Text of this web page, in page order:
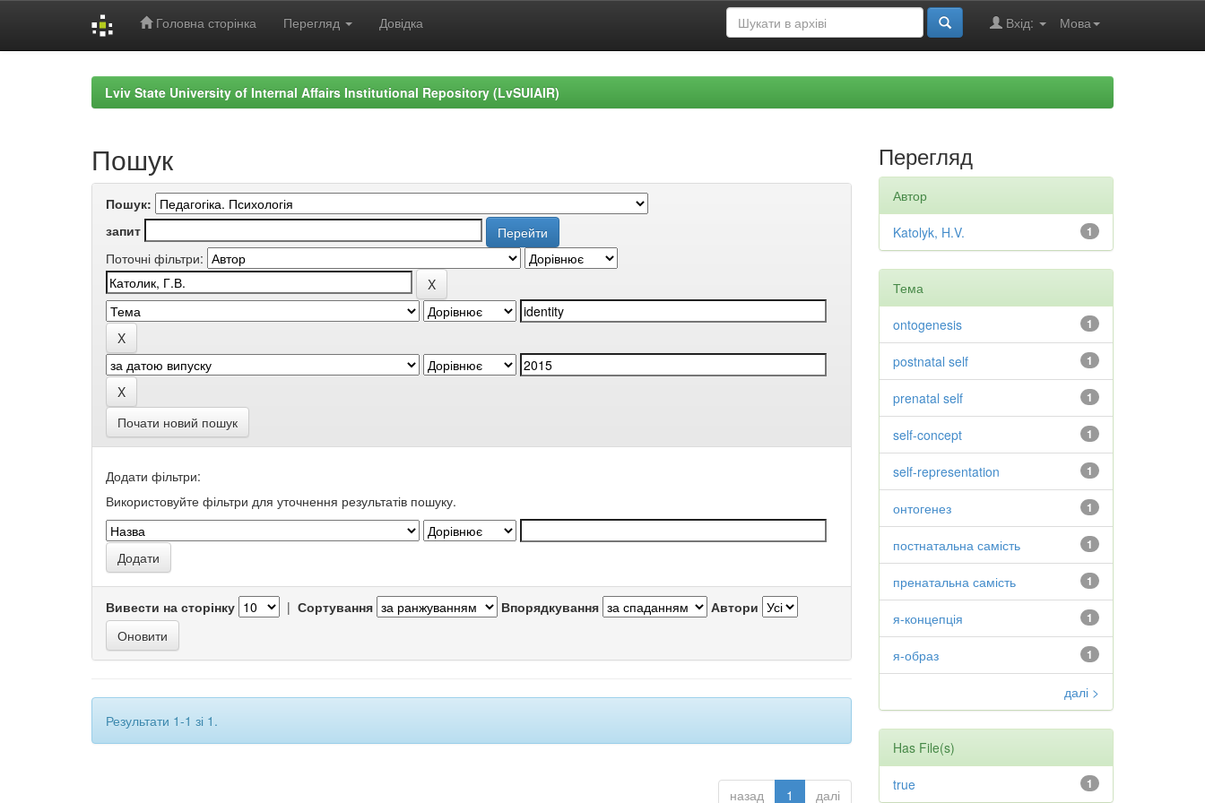
Головна сторінка Перегляд Довідка Мова
Вхід:
Lviv State University of Internal Affairs Institutional Repository (LvSUIAIR)
Пошук
Пошук:
запит
Поточні фільтри:
Почати новий пошук
Додати фільтри:
Використовуйте фільтри для уточнення результатів пошуку.
Вивести на сторінку | Сортування Впорядкування Автори
Результати 1-1 зі 1.
назад 1 далі
Перегляд
Автор
1
Katolyk, H.V.
Тема
1
ontogenesis
1
postnatal self
1
prenatal self
1
self-concept
1
self-representation
1
онтогенез
1
постнатальна самість
1
пренатальна самість
1
я-концепція
1
я-образ
далі >
Has File(s)
1
true